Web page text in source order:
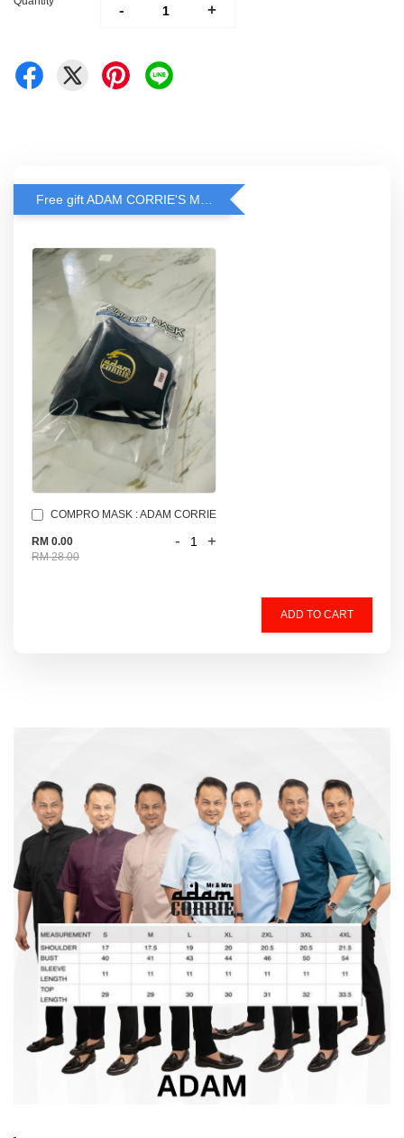
- +
COMPRO MASK : ADAM CORRIE
RM 0.00
RM 28.00
- +
ADD TO CART